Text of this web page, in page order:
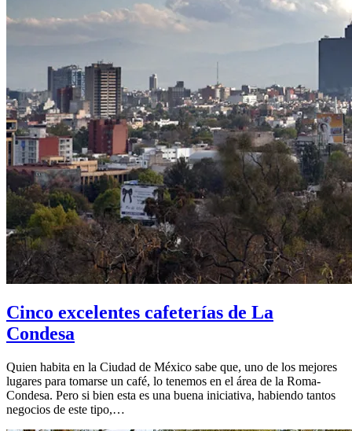
Cinco excelentes cafeterías de La
Condesa
Quien habita en la Ciudad de México sabe que, uno de los mejores
lugares para tomarse un café, lo tenemos en el área de la Roma-
Condesa. Pero si bien esta es una buena iniciativa, habiendo tantos
negocios de este tipo,…